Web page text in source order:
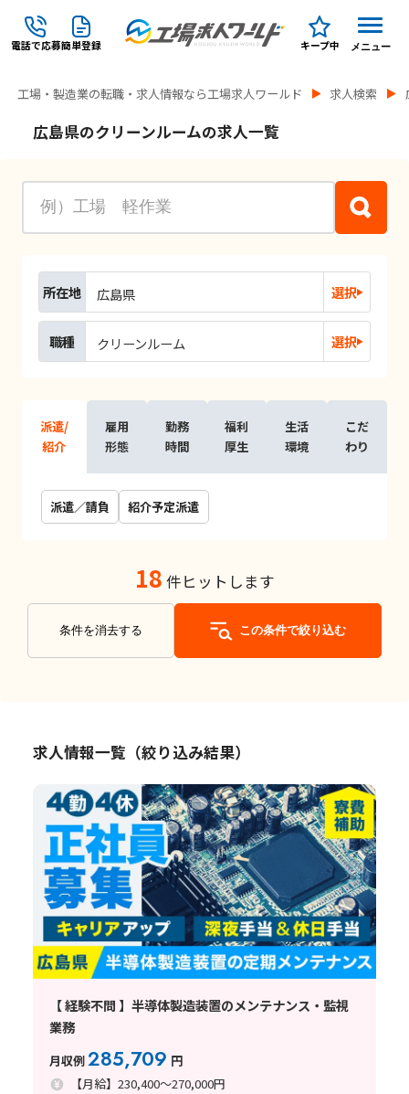
電話で応募簡単登録 キープ中 メニュー
工場・製造業の転職・求人情報なら工場求人ワールド 求人検索
広島県のクリーンルームの求人一覧
所在地 広島県 選択
職種 クリーンルーム 選択
派遣/
紹介
雇用
形態
勤務
時間
福利
厚生
生活
環境
こだ
わり
派遣／請負 紹介予定派遣
18 件ヒットします
条件を消去する この条件で絞り込む
求人情報一覧（絞り込み結果）
【 経験不問 】半導体製造装置のメンテナンス・監視
業務
月収例285,709 円
【月給】230,400～270,000円